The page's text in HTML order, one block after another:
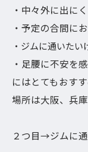
・中々外に出に
・予定の合間に
・ジムに通いた
・足腰に不安を
にはとてもおす
場所は大阪、兵
２つ目→ジムに